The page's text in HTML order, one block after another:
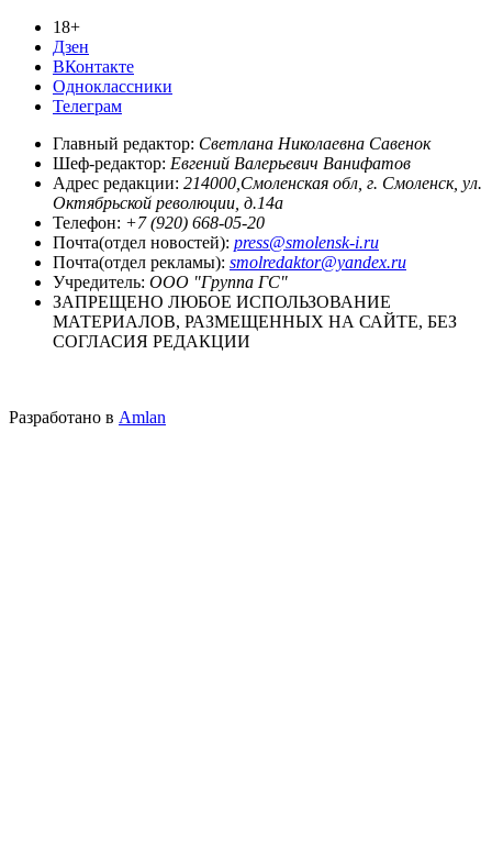
18+
Дзен
ВКонтакте
Одноклассники
Телеграм
Главный редактор: Светлана Николаевна Савенок
Шеф-редактор: Евгений Валерьевич Ванифатов
Адрес редакции: 214000,Смоленская обл, г. Смоленск, ул.
Октябрьской революции, д.14а
Телефон: +7 (920) 668-05-20
Почта(отдел новостей): press@smolensk-i.ru
Почта(отдел рекламы): smolredaktor@yandex.ru
Учредитель: ООО "Группа ГС"
ЗАПРЕЩЕНО ЛЮБОЕ ИСПОЛЬЗОВАНИЕ
МАТЕРИАЛОВ, РАЗМЕЩЕННЫХ НА САЙТЕ, БЕЗ
СОГЛАСИЯ РЕДАКЦИИ
Разработано в Amlan